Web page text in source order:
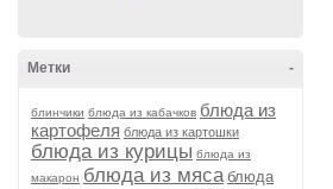
-
Метки
блинчики блюда из кабачков блюда из
картофеля блюда из картошки
блюда из курицы блюда из
макарон блюда из мяса блюда